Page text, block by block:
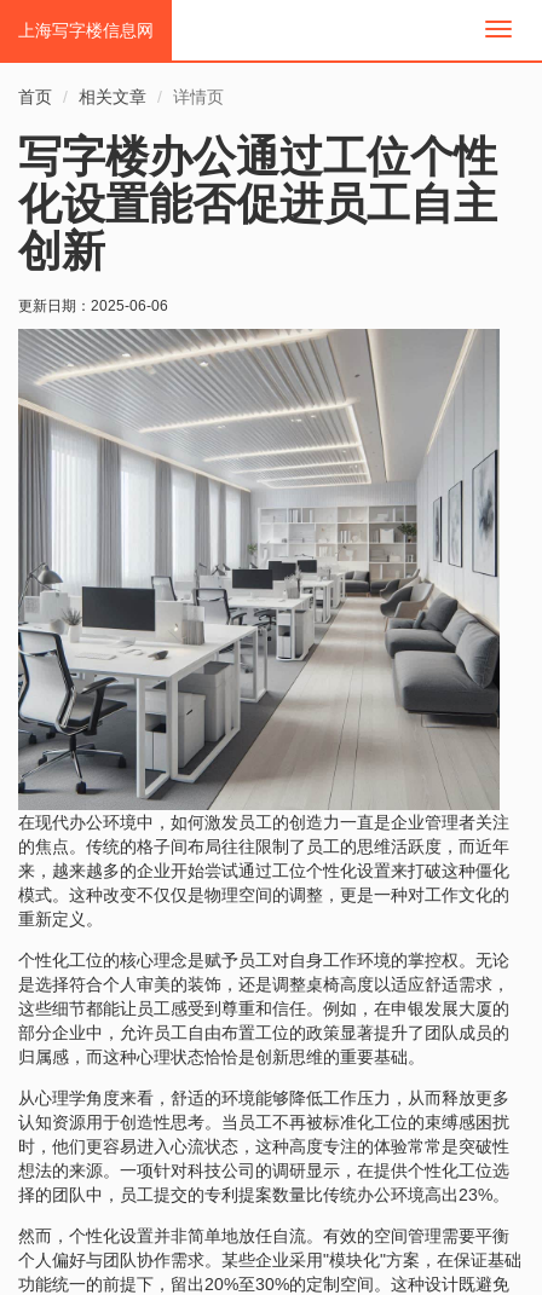
切
上海写字楼信息网
首页 相关文章 详情页
写字楼办公通过工位个性
化设置能否促进员工自主
创新
更新日期： 2025-06-06
在现代办公环境中，如何激发员工的创造力一直是企业管理者关注
的焦点。传统的格子间布局往往限制了员工的思维活跃度，而近年
来，越来越多的企业开始尝试通过工位个性化设置来打破这种僵化
模式。这种改变不仅仅是物理空间的调整，更是一种对工作文化的
重新定义。
个性化工位的核心理念是赋予员工对自身工作环境的掌控权。无论
是选择符合个人审美的装饰，还是调整桌椅高度以适应舒适需求，
这些细节都能让员工感受到尊重和信任。例如，在申银发展大厦的
部分企业中，允许员工自由布置工位的政策显著提升了团队成员的
归属感，而这种心理状态恰恰是创新思维的重要基础。
从心理学角度来看，舒适的环境能够降低工作压力，从而释放更多
认知资源用于创造性思考。当员工不再被标准化工位的束缚感困扰
时，他们更容易进入心流状态，这种高度专注的体验常常是突破性
想法的来源。一项针对科技公司的调研显示，在提供个性化工位选
择的团队中，员工提交的专利提案数量比传统办公环境高出23%。
然而，个性化设置并非简单地放任自流。有效的空间管理需要平衡
个人偏好与团队协作需求。某些企业采用"模块化"方案，在保证基础
功能统一的前提下，留出20%至30%的定制空间。这种设计既避免